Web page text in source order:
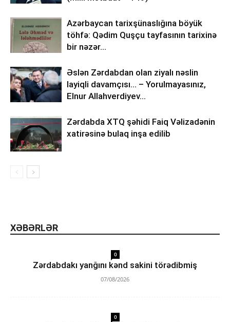
Azərbaycan tarixşünaslığına böyük
töhfə: Qədim Quşçu tayfasının tarixinə
bir nəzər…
Əslən Zərdabdan olan ziyalı nəslin
layiqli davamçısı… – Yorulmayasınız,
Elnur Allahverdiyev…
Zərdabda XTQ şəhidi Faiq Vəlizadənin
xatirəsinə bulaq inşa edilib
XƏBƏRLƏR
0
Zərdabdakı yanğını kənd sakini törədibmiş
07/08/2026
0